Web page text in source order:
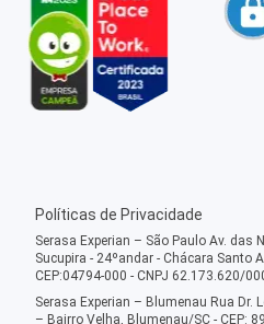
Políticas de Privacidade
Serasa Experian – São Paulo Av. das
Sucupira - 24ºandar - Chácara Santo
CEP:04794-000 - CNPJ 62.173.620/
Serasa Experian – Blumenau Rua Dr.
– Bairro Velha, Blumenau/SC - CEP: